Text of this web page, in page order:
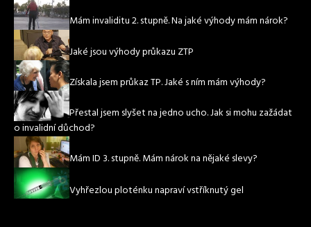
Mám invaliditu 2. stupně. Na jaké výhody mám nárok?
Jaké jsou výhody průkazu ZTP
Získala jsem průkaz TP. Jaké s ním mám výhody?
Přestal jsem slyšet na jedno ucho. Jak si mohu zažádat
o invalidní důchod?
Mám ID 3. stupně. Mám nárok na nějaké slevy?
Vyhřezlou ploténku napraví vstříknutý gel